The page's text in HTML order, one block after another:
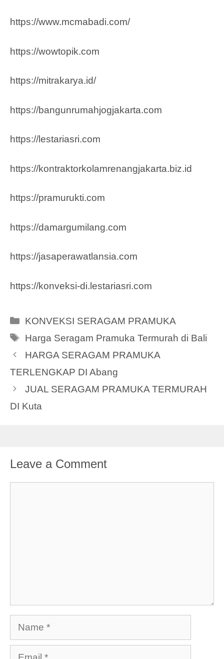
https://www.mcmabadi.com/
https://wowtopik.com
https://mitrakarya.id/
https://bangunrumahjogjakarta.com
https://lestariasri.com
https://kontraktorkolamrenangjakarta.biz.id
https://pramurukti.com
https://damargumilang.com
https://jasaperawatlansia.com
https://konveksi-di.lestariasri.com
Categories
KONVEKSI SERAGAM PRAMUKA
Tags
Harga Seragam Pramuka Termurah di Bali
HARGA SERAGAM PRAMUKA
TERLENGKAP DI Abang
JUAL SERAGAM PRAMUKA TERMURAH
DI Kuta
Leave a Comment
Name
Email